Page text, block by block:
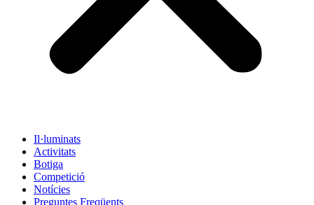
Il·luminats
Activitats
Botiga
Competició
Notícies
Preguntes Freqüents